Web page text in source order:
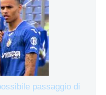
passaggio di